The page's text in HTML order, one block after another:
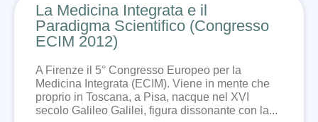
La Medicina Integrata e il
Paradigma Scientifico (Congresso
ECIM 2012)
A Firenze il 5° Congresso Europeo per la
Medicina Integrata (ECIM). Viene in mente che
proprio in Toscana, a Pisa, nacque nel XVI
secolo Galileo Galilei, figura dissonante con la